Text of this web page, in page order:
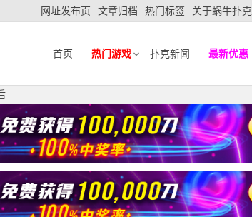
网址发布页 文章归档 热门标签 关于蜗牛扑克
首页 热门游戏 扑克新闻 最新优惠